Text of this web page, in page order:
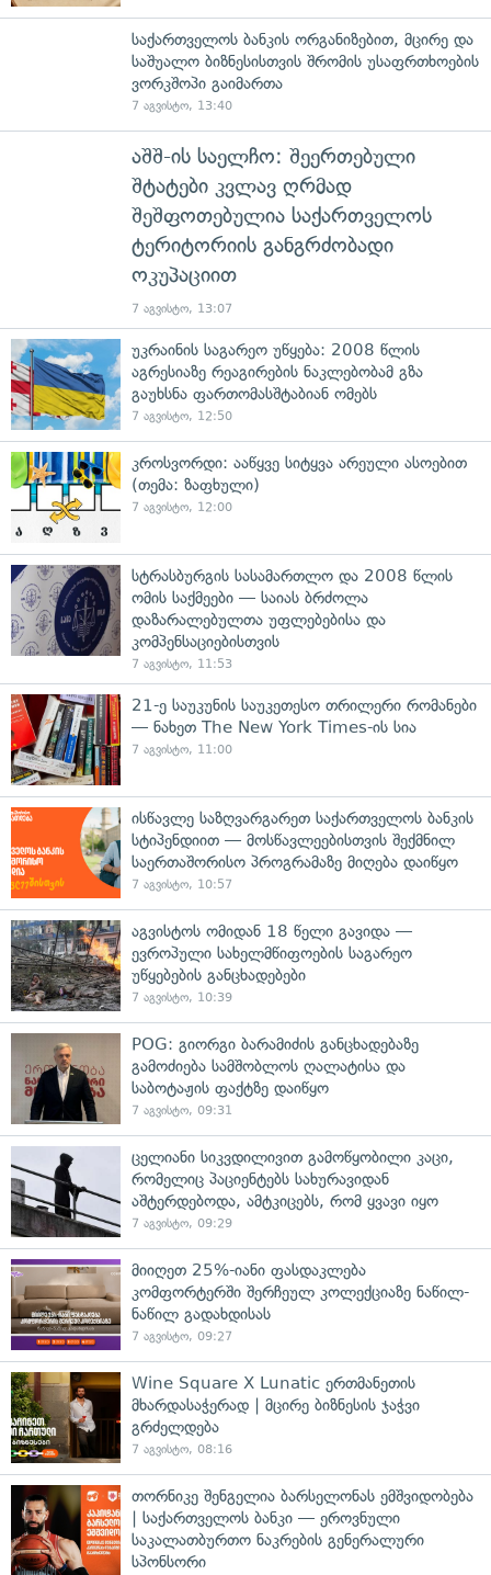
საქართველოს ბანკის ორგანიზებით, მცირე და
საშუალო ბიზნესისთვის შრომის უსაფრთხოების
ვორკშოპი გაიმართა
7 აგვისტო, 13:40
აშშ-ის საელჩო: შეერთებული
შტატები კვლავ ღრმად
შეშფოთებულია საქართველოს
ტერიტორიის განგრძობადი
ოკუპაციით
7 აგვისტო, 13:07
უკრაინის საგარეო უწყება: 2008 წლის
აგრესიაზე რეაგირების ნაკლებობამ გზა
გაუხსნა ფართომასშტაბიან ომებს
7 აგვისტო, 12:50
კროსვორდი: ააწყვე სიტყვა არეული ასოებით
(თემა: ზაფხული)
7 აგვისტო, 12:00
სტრასბურგის სასამართლო და 2008 წლის
ომის საქმეები — საიას ბრძოლა
დაზარალებულთა უფლებებისა და
კომპენსაციებისთვის
7 აგვისტო, 11:53
21-ე საუკუნის საუკეთესო თრილერი რომანები
— ნახეთ The New York Times-ის სია
7 აგვისტო, 11:00
ისწავლე საზღვარგარეთ საქართველოს ბანკის
სტიპენდიით — მოსწავლეებისთვის შექმნილ
საერთაშორისო პროგრამაზე მიღება დაიწყო
7 აგვისტო, 10:57
აგვისტოს ომიდან 18 წელი გავიდა —
ევროპული სახელმწიფოების საგარეო
უწყებების განცხადებები
7 აგვისტო, 10:39
POG: გიორგი ბარამიძის განცხადებაზე
გამოძიება სამშობლოს ღალატისა და
საბოტაჟის ფაქტზე დაიწყო
7 აგვისტო, 09:31
ცელიანი სიკვდილივით გამოწყობილი კაცი,
რომელიც პაციენტებს სახურავიდან
აშტერდებოდა, ამტკიცებს, რომ ყვავი იყო
7 აგვისტო, 09:29
მიიღეთ 25%-იანი ფასდაკლება
კომფორტერში შერჩეულ კოლექციაზე ნაწილ-
ნაწილ გადახდისას
7 აგვისტო, 09:27
Wine Square X Lunatic ერთმანეთის
მხარდასაჭერად | მცირე ბიზნესის ჯაჭვი
გრძელდება
7 აგვისტო, 08:16
თორნიკე შენგელია ბარსელონას ემშვიდობება
| საქართველოს ბანკი — ეროვნული
საკალათბურთო ნაკრების გენერალური
სპონსორი